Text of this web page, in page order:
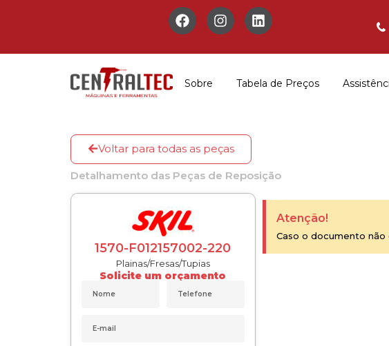
Sobre Tabela de Preços
Voltar para todas as peças
Detalhamento das Peças de Reposição
1570-F012157002-220
Plainas/Fresas/Tupias
Solicite um orçamento
Atenção!
Caso o documento